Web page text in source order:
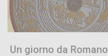
Un giorno da Romano